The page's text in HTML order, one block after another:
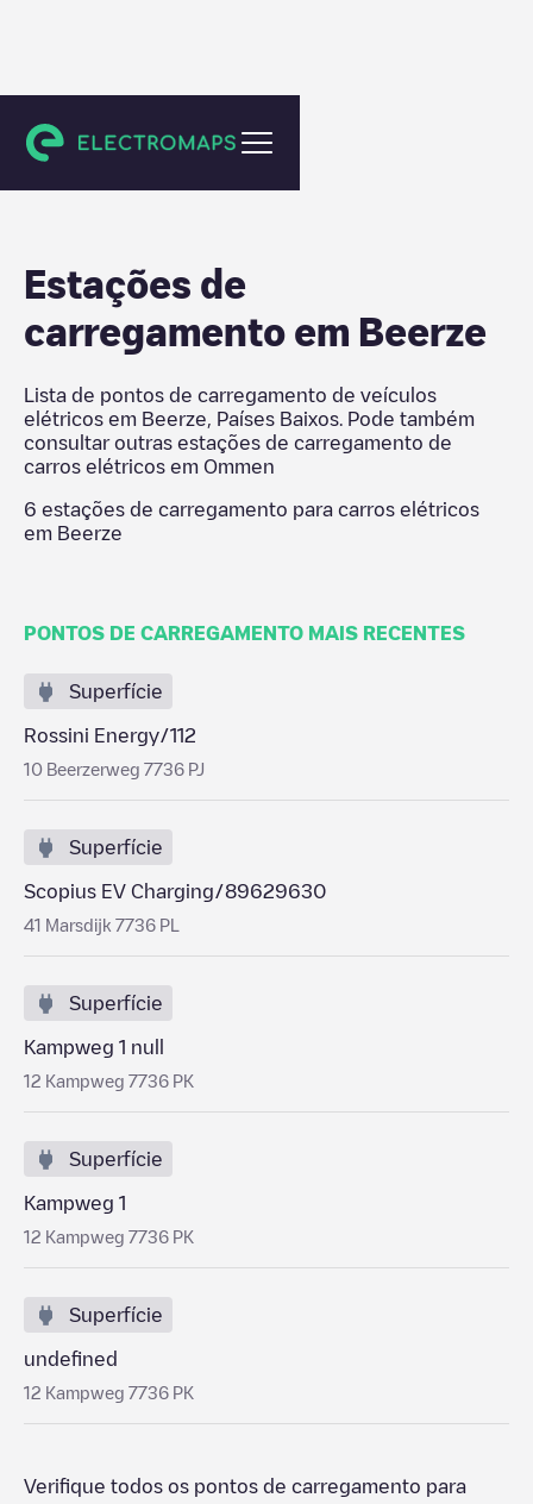
Ommen
Estações de
carregamento em Beerze
Lista de pontos de carregamento de veículos
elétricos em Beerze Países Baixos . Pode também
consultar outras estações de carregamento de
carros elétricos em Ommen
6 estações de carregamento para carros elétricos
em Beerze
PONTOS DE CARREGAMENTO MAIS RECENTES
Superfície
Rossini Energy/112
10 Beerzerweg 7736 PJ
Superfície
Scopius EV Charging/89629630
41 Marsdijk 7736 PL
Superfície
Kampweg 1 null
12 Kampweg 7736 PK
Superfície
Kampweg 1
12 Kampweg 7736 PK
Superfície
undefined
12 Kampweg 7736 PK
Verifique todos os pontos de carregamento para